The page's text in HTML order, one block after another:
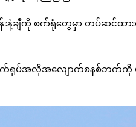
ချီကို စက်ရုံတွေမှာ တပ်ဆင်ထားတ
ပ်အလိုအလျောက်စနစ်ဘက်ကို ပို